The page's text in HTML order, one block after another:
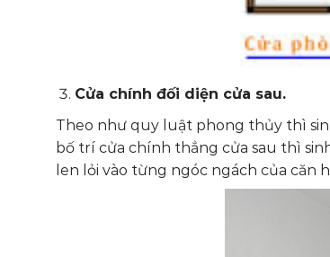
Cửa chính đối diện cửa sau.
Theo như quy luật phong thủy thì
bố trí cửa chính thẳng cửa sau thì
len lỏi vào từng ngóc ngách của căn